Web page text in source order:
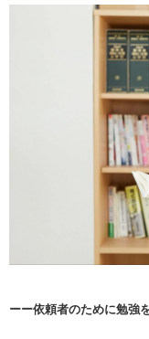
ーー依頼者のために勉強